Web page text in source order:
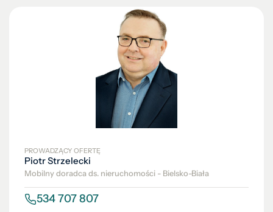
PROWADZĄCY OFERTĘ
Piotr Strzelecki
Mobilny doradca ds. nieruchomości - Bielsko-Biała
534 707 807